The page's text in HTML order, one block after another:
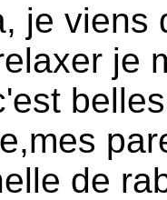
je viens
je
de